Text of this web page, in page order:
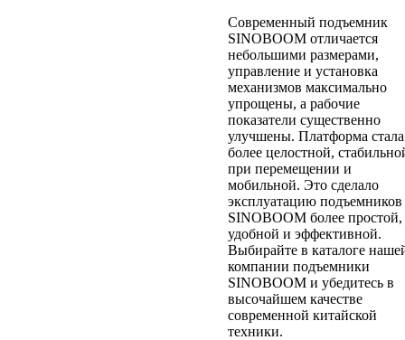
Современный подъемник
SINOBOOM отличается
небольшими размерами,
управление и установка
механизмов максимально
упрощены, а рабочие
показатели существенно
улучшены. Платформа стала
более целостной,
при перемещении и
мобильной. Это сделало
эксплуатацию подъемников
SINOBOOM более простой,
удобной и эффективной.
Выбирайте в каталоге
компании подъемники
SINOBOOM и убедитесь в
высочайшем качестве
современной китайской
техники.